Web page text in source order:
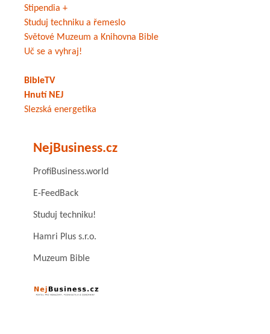
Stipendia +
Studuj techniku a řemeslo
Světové Muzeum a Knihovna Bible
Uč se a vyhraj!
BibleTV
Hnutí NEJ
Slezská energetika
NejBusiness.cz
ProfiBusiness.world
E-FeedBack
Studuj techniku!
Hamri Plus s.r.o.
Muzeum Bible